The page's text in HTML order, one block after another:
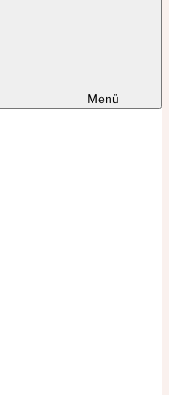
Menü